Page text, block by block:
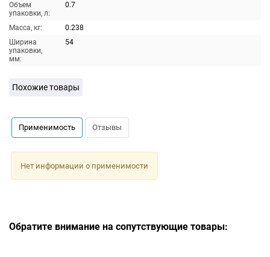
Объем
упаковки, л:
0.7
Масса, кг:
0.238
Ширина
упаковки,
мм:
54
Похожие товары
Применимость Отзывы
Нет информации о применимости
Обратите внимание на сопутствующие товары: